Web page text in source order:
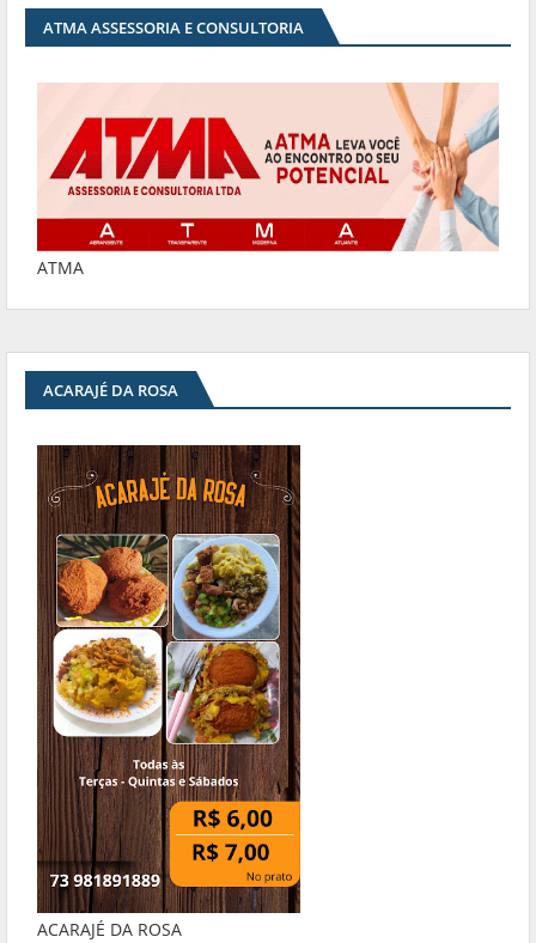
ATMA ASSESSORIA E CONSULTORIA
ATMA
ACARAJÉ DA ROSA
ACARAJÉ DA ROSA